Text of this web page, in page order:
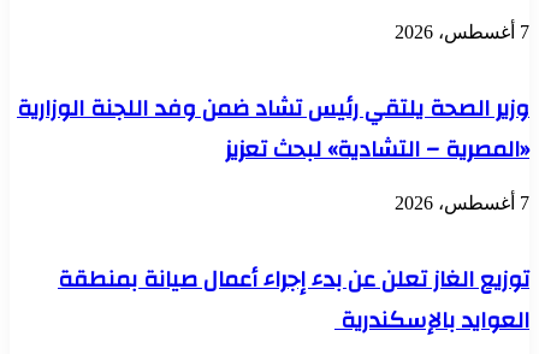
7 أغسطس، 2026
وزير الصحة يلتقي رئيس تشاد ضمن وفد اللجنة الوزارية
«المصرية – التشادية» لبحث تعزيز
7 أغسطس، 2026
توزيع الغاز تعلن عن بدء إجراء أعمال صيانة بمنطقة
العوايد بالإسكندرية